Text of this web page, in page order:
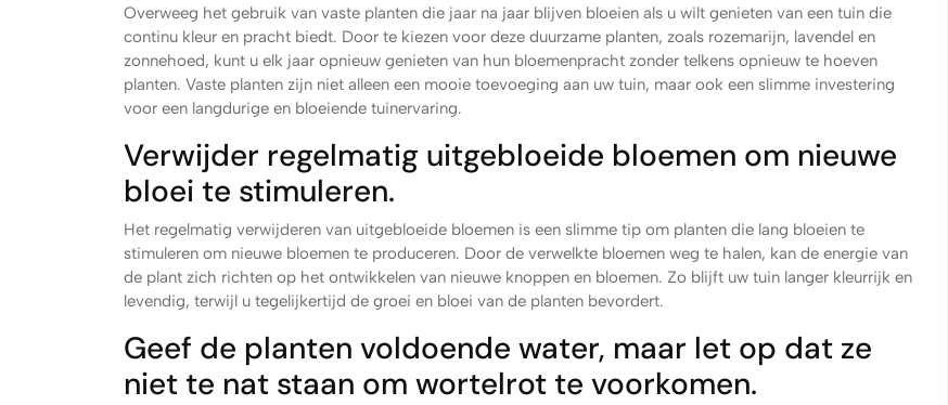
Overweeg het gebruik van vaste planten die jaar na jaar blijven bloeien als u wilt genieten van een tuin die
continu kleur en pracht biedt. Door te kiezen voor deze duurzame planten, zoals rozemarijn, lavendel en
zonnehoed, kunt u elk jaar opnieuw genieten van hun bloemenpracht zonder telkens opnieuw te hoeven
planten. Vaste planten zijn niet alleen een mooie toevoeging aan uw tuin, maar ook een slimme investering
voor een langdurige en bloeiende tuinervaring.
Verwijder regelmatig uitgebloeide bloemen om nieuwe
bloei te stimuleren.
Het regelmatig verwijderen van uitgebloeide bloemen is een slimme tip om planten die lang bloeien te
stimuleren om nieuwe bloemen te produceren. Door de verwelkte bloemen weg te halen, kan de energie van
de plant zich richten op het ontwikkelen van nieuwe knoppen en bloemen. Zo blijft uw tuin langer kleurrijk en
levendig, terwijl u tegelijkertijd de groei en bloei van de planten bevordert.
Geef de planten voldoende water, maar let op dat ze
niet te nat staan om wortelrot te voorkomen.